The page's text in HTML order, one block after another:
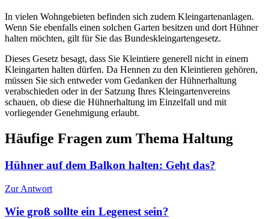
In vielen Wohngebieten befinden sich zudem Kleingartenanlagen.
Wenn Sie ebenfalls einen solchen Garten besitzen und dort Hühner
halten möchten, gilt für Sie das Bundeskleingartengesetz.
Dieses Gesetz besagt, dass Sie Kleintiere generell nicht in einem
Kleingarten halten dürfen. Da Hennen zu den Kleintieren gehören,
müssen Sie sich entweder vom Gedanken der Hühnerhaltung
verabschieden oder in der Satzung Ihres Kleingartenvereins
schauen, ob diese die Hühnerhaltung im Einzelfall und mit
vorliegender Genehmigung erlaubt.
Häufige Fragen zum Thema Haltung
Hühner auf dem Balkon halten: Geht das?
Zur Antwort
Wie groß sollte ein Legenest sein?